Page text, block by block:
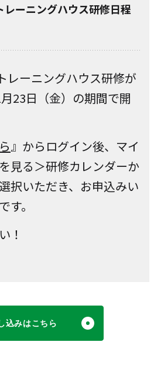
レーニングハウス研修日程
トレーニングハウス研修が
23日（金）の期間で開
』からログイン後、マイ
見る＞研修カレンダーか
択いただき、お申込みい
す。
！
込みはこちら